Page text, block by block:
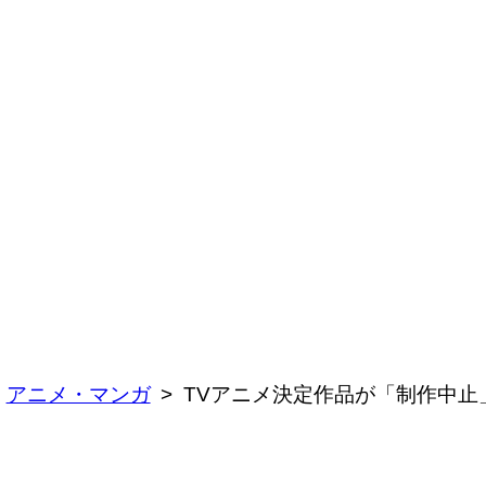
アニメ・マンガ TVアニメ決定作品が「制作中